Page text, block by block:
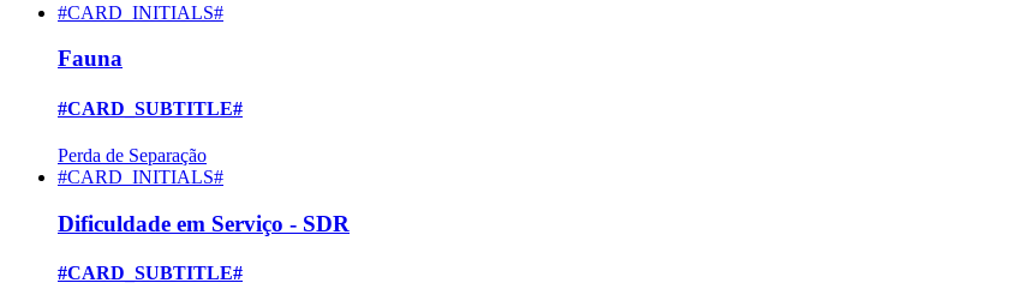
#CARD_INITIALS#
Fauna
#CARD_SUBTITLE#
Perda de Separação
#CARD_INITIALS#
Dificuldade em Serviço - SDR
#CARD_SUBTITLE#